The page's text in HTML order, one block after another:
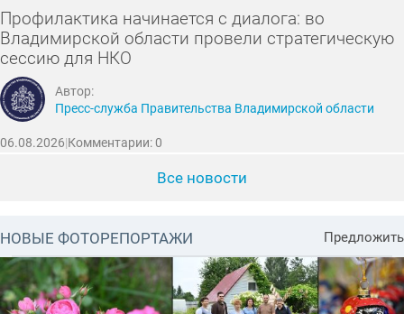
Профилактика начинается с диалога: во
Владимирской области провели стратегическую
сессию для НКО
Автор:
Пресс-служба Правительства Владимирской области
06.08.2026|Комментарии: 0
Все новости
НОВЫЕ ФОТОРЕПОРТАЖИ Предложить